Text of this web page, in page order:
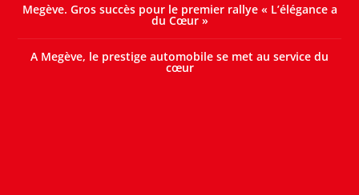
Megève. Gros succès pour le premier rallye « L’élégance a
du Cœur »
A Megève, le prestige automobile se met au service du
cœur